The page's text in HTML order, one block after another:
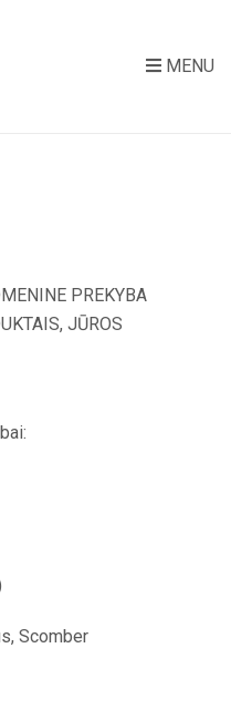
MENU
PREKYBA
JŪROS
Scomber